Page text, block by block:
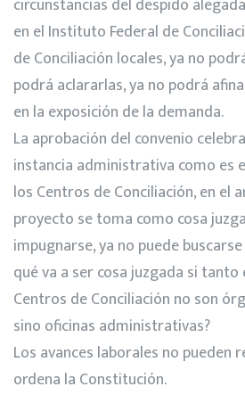
circunstancias del despido
en el Instituto Federal de
de Conciliación locales, ya no
podrá aclararlas, ya no podrá
en la exposición de la demanda.
La aprobación del convenio
instancia administrativa como es
los Centros de Conciliación, en el
proyecto se toma como cosa
impugnarse, ya no puede
qué va a ser cosa juzgada si
Centros de Conciliación no son
sino oficinas administrativas?
Los avances laborales no pueden
ordena la Constitución.